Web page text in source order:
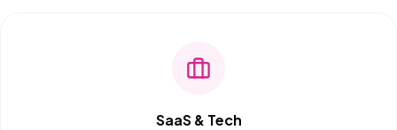
SaaS & Tech